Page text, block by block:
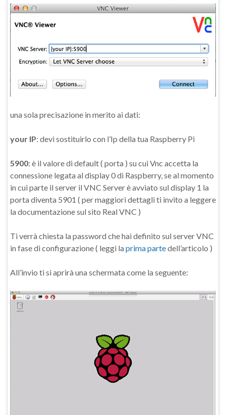
una sola precisazione in merito ai dati:
your IP: devi sostituirlo con l’Ip della tua Raspberry Pi
5900: è il valore di default ( porta ) su cui Vnc accetta la
connessione legata al display 0 di Raspberry, se al momento
in cui parte il server il VNC Server è avviato sul display 1 la
porta diventa 5901 ( per maggiori dettagli ti invito a leggere
la documentazione sul sito Real VNC )
Ti verrà chiesta la password che hai definito sul server VNC
in fase di configurazione ( leggi la prima partedell’articolo )
All’invio ti si aprirà una schermata come la seguente: